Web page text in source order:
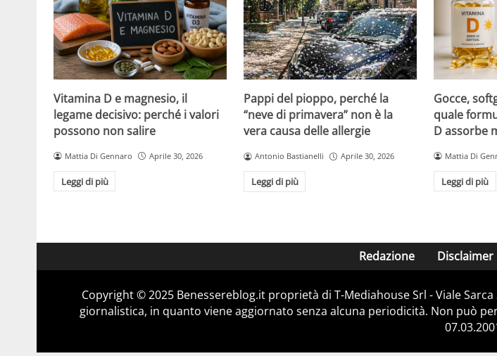
Vitamina D e magnesio, il
legame decisivo: perché i valori
possono non salire
Mattia Di Gennaro Aprile 30, 2026
Leggi di più
Pappi del pioppo, perché la
“neve di primavera” non è la
vera causa delle allergie
Antonio Bastianelli Aprile 30, 2026
Leggi di più
Gocce,
quale
D assorbe
Mattia Di
Leggi di più
Redazione Disclaimer
Copyright © 2025 Benessereblog.it proprietà di T-Mediahouse Srl - Viale
giornalistica, in quanto viene aggiornato senza alcuna periodicità. Non può